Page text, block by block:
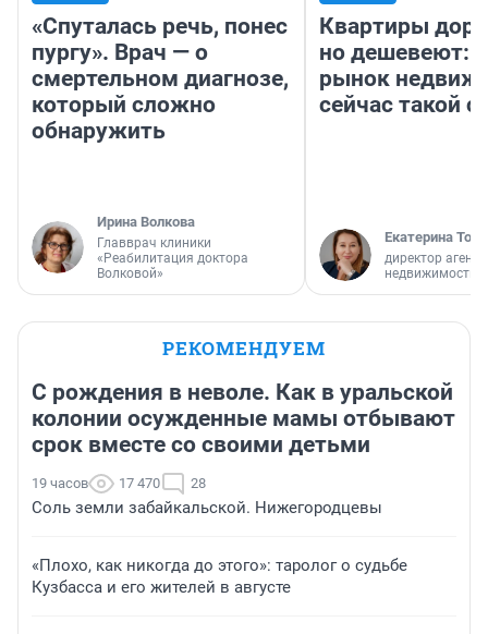
«Спуталась речь, понес
пургу». Врач — о
смертельном диагнозе,
который сложно
обнаружить
Ирина Волкова
Главврач клиники
«Реабилитация доктора
Волковой»
Квартиры
но дешевеют:
рынок
сейчас такой
Екатерина
директор
недвижимости
РЕКОМЕНДУЕМ
С рождения в неволе. Как в уральской
колонии осужденные мамы отбывают
срок вместе со своими детьми
19 часов 17 470 28
Соль земли забайкальской. Нижегородцевы
«Плохо, как никогда до этого»: таролог о судьбе
Кузбасса и его жителей в августе